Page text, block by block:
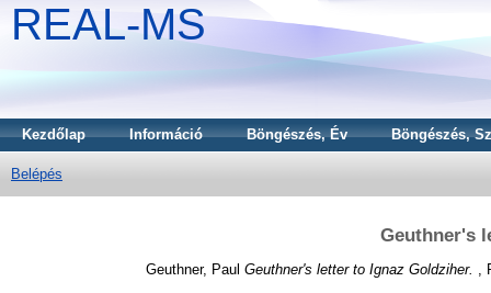
REAL-MS
Kezdőlap Információ Böngészés, Év Böngészés,
Belépés
Geuthner's
Geuthner, Paul Geuthner's letter to Ignaz Goldziher. ,